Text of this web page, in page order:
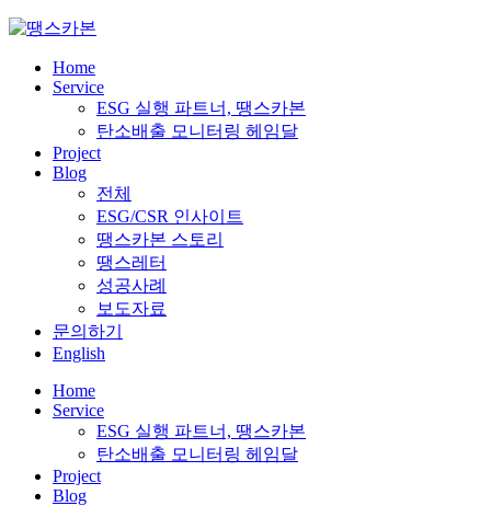
Skip
contentHome
Service
ESG 실행 파트너, 땡스카본
탄소배출 모니터링 헤임달
Project
Blog
전체
ESG/CSR 인사이트
땡스카본 스토리
땡스레터
성공사례
보도자료
문의하기
English
Home
Service
ESG 실행 파트너, 땡스카본
탄소배출 모니터링 헤임달
Project
Blog